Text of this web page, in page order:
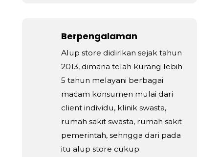
Berpengalaman
Alup store didirikan sejak tahun
2013, dimana telah kurang lebih
5 tahun melayani berbagai
macam konsumen mulai dari
client individu, klinik swasta,
rumah sakit swasta, rumah sakit
pemerintah, sehngga dari pada
itu alup store cukup